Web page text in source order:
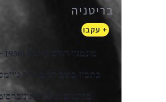
בריטניה
+ עקבו
כתביו בשם העט מ"ר
בקינג'ס קולג'